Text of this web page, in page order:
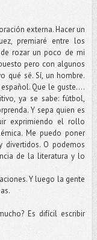
externa. Hacer un
premiaré entre los
rozar un poco de mi
pero con algunos
qué sé. Sí, un hombre.
Que le guste....
ya se sabe: fútbol,
Y sepa quien es
exprimiendo el rollo
Me puedo poner
divertidos. O podemos
de la literatura y lo
Y luego la gente
Es difícil escribir